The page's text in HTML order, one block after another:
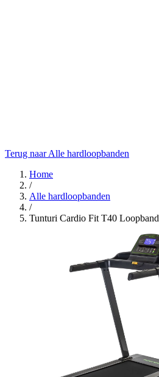
Terug naar Alle hardloopbanden
Home
/
Alle hardloopbanden
/
Tunturi Cardio Fit T40 Loopband